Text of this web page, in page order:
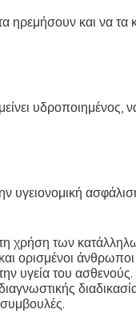
ηρεμήσουν και να τα
υδροποιημένος,
υγειονομική
χρήση των
ορισμένοι
υγεία του